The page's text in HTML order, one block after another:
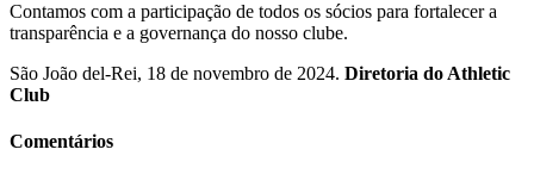
Contamos com a participação de todos os sócios para fortalecer a
transparência e a governança do nosso clube.
São João del-Rei, 18 de novembro de 2024. Diretoria do Athletic
Club
Comentários